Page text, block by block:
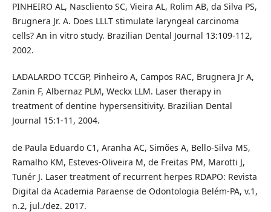
PINHEIRO AL, Nascliento SC, Vieira AL, Rolim AB, da Silva PS,
Brugnera Jr. A. Does LLLT stimulate laryngeal carcinoma
cells? An in vitro study. Brazilian Dental Journal 13:109-112,
2002.
LADALARDO TCCGP, Pinheiro A, Campos RAC, Brugnera Jr A,
Zanin F, Albernaz PLM, Weckx LLM. Laser therapy in
treatment of dentine hypersensitivity. Brazilian Dental
Journal 15:1-11, 2004.
de Paula Eduardo C1, Aranha AC, Simões A, Bello-Silva MS,
Ramalho KM, Esteves-Oliveira M, de Freitas PM, Marotti J,
Tunér J. Laser treatment of recurrent herpes RDAPO: Revista
Digital da Academia Paraense de Odontologia Belém-PA, v.1,
n.2, jul./dez. 2017.